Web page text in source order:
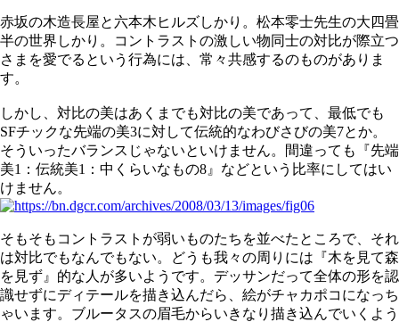
赤坂の木造長屋と六本木ヒルズしかり。松本零士先生の大四畳
半の世界しかり。コントラストの激しい物同士の対比が際立つ
さまを愛でるという行為には、常々共感するのものがありま
す。
しかし、対比の美はあくまでも対比の美であって、最低でも
SFチックな先端の美3に対して伝統的なわびさびの美7とか。
そういったバランスじゃないといけません。間違っても『先端
美1：伝統美1：中くらいなもの8』などという比率にしてはい
けません。
そもそもコントラストが弱いものたちを並べたところで、それ
は対比でもなんでもない。どうも我々の周りには『木を見て森
を見ず』的な人が多いようです。デッサンだって全体の形を認
識せずにディテールを描き込んだら、絵がチャカポコになっち
ゃいます。ブルータスの眉毛からいきなり描き込んでいくよう